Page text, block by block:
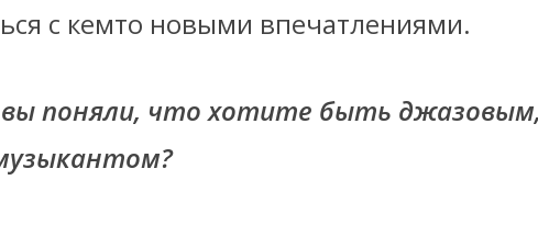
с кем­то новыми впечатлениями.
поняли, что хотите быть